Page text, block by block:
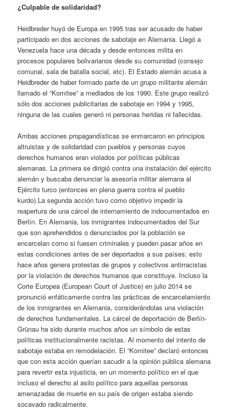
¿Culpable de solidaridad?
Heidbreder huyó de Europa en 1995 tras ser acusado de haber
participado en dos acciones de sabotaje en Alemania. Llegó a
Venezuela hace una década y desde entonces milita en
procesos populares bolivarianos desde su comunidad (consejo
comunal, sala de batalla social, etc). El Estado alemán acusa a
Heidbreder de haber formado parte de un grupo militante alemán
llamado el “Komitee” a mediados de los 1990. Este grupo realizó
sólo dos acciones publicitarias de sabotaje en 1994 y 1995,
ninguna de las cuales generó ni personas heridas ni fallecidas.
Ambas acciones propagandísticas se enmarcaron en principios
altruistas y de solidaridad con pueblos y personas cuyos
derechos humanos eran violados por políticas públicas
alemanas. La primera se dirigió contra una instalación del ejército
alemán y buscaba denunciar la asesoría militar alemana al
Ejército turco (entonces en plena guerra contra el pueblo
kurdo).La segunda acción tuvo como objetivo impedir la
reapertura de una cárcel de internamiento de indocumentados en
Berlín. En Alemania, los inmigrantes indocumentados del Sur
que son aprehendidos o denunciados por la población se
encarcelan como si fuesen criminales y pueden pasar años en
estas condiciones antes de ser deportados a sus países; esto
hace años genera protestas de grupos y colectivos antirracistas
por la violación de derechos humanos que constituye. Incluso la
Corte Europea (European Court of Justice) en julio 2014 se
pronunció enfáticamente contra las prácticas de encarcelamiento
de los inmigrantes en Alemania, considerándolas una violación
de derechos fundamentales. La cárcel de deportación de Berlín-
Grünau ha sido durante muchos años un símbolo de estas
políticas institucionalmente racistas. Al momento del intento de
sabotaje estaba en remodelación. El “Komitee” declaró entonces
que con esta acción querían sacudir a la opinión pública alemana
para revertir esta injusticia, en un momento político en el que
incluso el derecho al asilo político para aquellas personas
amenazadas de muerte en su país de origen estaba siendo
socavado radicalmente.